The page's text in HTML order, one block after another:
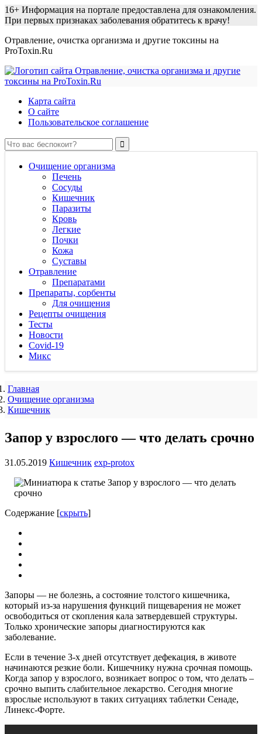
16+ Информация на портале предоставлена для ознакомления.
При первых признаках заболевания обратитесь к врачу!
Отравление, очистка организма и другие токсины на
ProToxin.Ru
Карта сайта
О сайте
Пользовательское соглашение
Очищение организма
Печень
Сосуды
Кишечник
Паразиты
Кровь
Легкие
Почки
Кожа
Суставы
Отравление
Препаратами
Препараты, сорбенты
Для очищения
Рецепты очищения
Тесты
Новости
Covid-19
Микс
Главная
Очищение организма
Кишечник
Запор у взрослого — что делать срочно
31.05.2019 Кишечник exp-protox
Содержание [скрыть]
Запоры — не болезнь, а состояние толстого кишечника,
который из-за нарушения функций пищеварения не может
освободиться от скопления кала затвердевшей структуры.
Только хронические запоры диагностируются как
заболевание.
Если в течение 3-х дней отсутствует дефекация, в животе
начинаются резкие боли. Кишечнику нужна срочная помощь.
Когда запор у взрослого, возникает вопрос о том, что делать –
срочно выпить слабительное лекарство. Сегодня многие
взрослые используют в таких ситуациях таблетки Сенаде,
Линекс-Форте.